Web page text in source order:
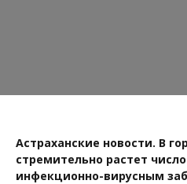
Астраханские новости. В
стремительно растет
инфекционно-вирусным